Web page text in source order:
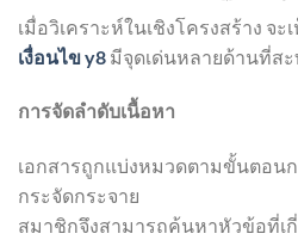
เมื่อวิเคราะห์ในเชิงโครงสร้าง จะ
เงื่อนไข y8 มีจุดเด่นหลายด้านที่ส
การจัดลำดับเนื้อหา
เอกสารถูกแบ่งหมวดตามขั้นตอนก
กระจัดกระจาย
สมาชิกจึงสามารถค้นหาหัวข้อที่เกี่